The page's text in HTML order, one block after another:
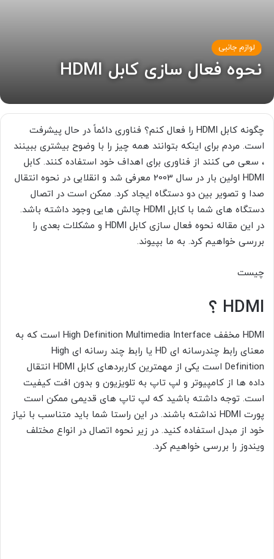
لوازم جانبی
نحوه فعال سازی کابل HDMI
چگونه کابل HDMI را فعال کنم؟ فناوری دائماً در حال پیشرفت
است. مردم برای اینکه بتوانند همه چیز را با وضوح بیشتری ببینند
، سعی می کنند از فناوری برای اهداف خود استفاده کنند. کابل
HDMI اولین بار در سال 2003 معرفی شد و انقلابی در نحوه انتقال
صدا و تصویر بین دو دستگاه ایجاد کرد. ممکن است در اتصال
دستگاه های شما با کابل HDMI چالش هایی وجود داشته باشد.
در این مقاله نحوه فعال سازی کابل HDMI و مشکلات بعدی را
بررسی خواهیم کرد. به ما بپیوند.
چیست
HDMI ؟
HDMI مخفف High Definition Multimedia Interface است که به
معنای رابط چندرسانه ای HD یا رابط چند رسانه ای High
Definition است یکی از مهمترین کاربردهای کابل HDMI انتقال
داده ها از کامپیوتر و لپ تاپ به تلویزیون و بدون افت کیفیت
است. توجه داشته باشید که لپ تاپ های قدیمی ممکن است
پورت HDMI نداشته باشند. در این راستا شما باید متناسب با نیاز
خود از مبدل استفاده کنید. در زیر نحوه اتصال در انواع مختلف
ویندوز را بررسی خواهیم کرد.